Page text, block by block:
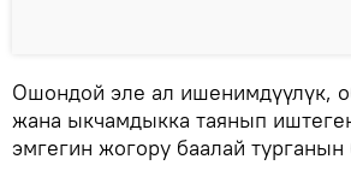
Ошондой эле ал ишенимдүүлүк,
жана ыкчамдыкка таянып
эмгегин жогору баалай